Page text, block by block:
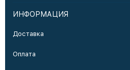
ИНФОРМАЦИЯ
Доставка
Оплата